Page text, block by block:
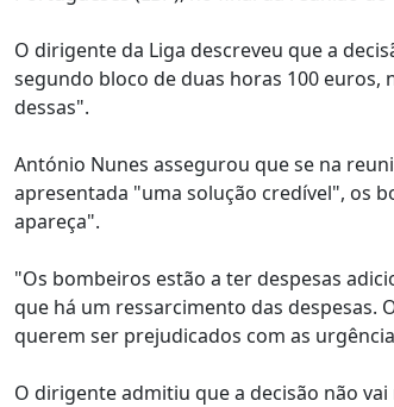
O dirigente da Liga descreveu que a
segundo bloco de duas horas 100 euros,
dessas".
António Nunes assegurou que se na
apresentada "uma solução credível", os
apareça".
"Os bombeiros estão a ter despesas
que há um ressarcimento das
querem ser prejudicados com as
O dirigente admitiu que a decisão não